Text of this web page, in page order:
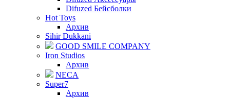
Difuzed Бейсболки
Hot Toys
Архив
Sihir Dukkani
GOOD SMILE COMPANY
Iron Studios
Архив
NECA
Super7
Архив